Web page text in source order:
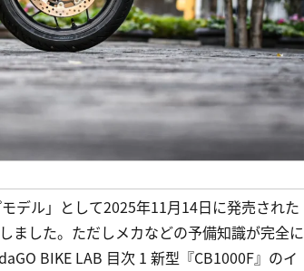
デル」として2025年11月14日に発売された
ました。ただしメカなどの予備知識が完全に
BIKE LAB 目次 1 新型『CB1000F』のイ